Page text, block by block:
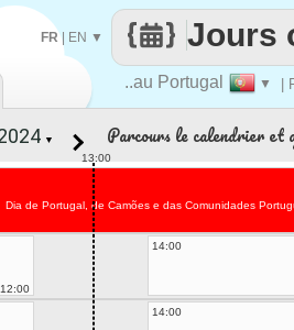
..au Portugal ▼
Jours
FR| EN ▼
▼ Parcours le calendrier et
13:00
Dia de Portugal, de Camões e das Comunidades
12:00
14:00
14:00